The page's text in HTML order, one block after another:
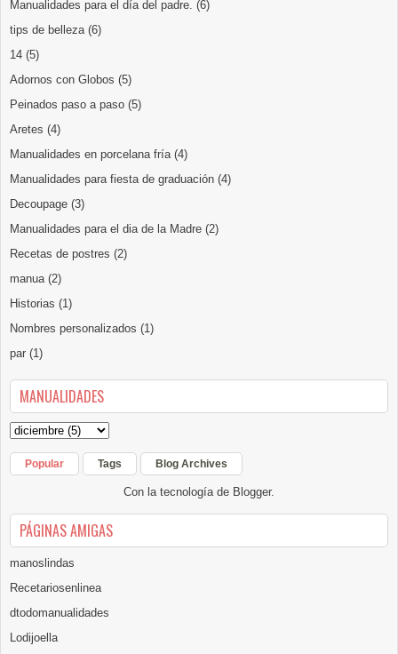
Manualidades para el día del padre. (6)
tips de belleza (6)
14 (5)
Adornos con Globos (5)
Peinados paso a paso (5)
Aretes (4)
Manualidades en porcelana fría (4)
Manualidades para fiesta de graduación (4)
Decoupage (3)
Manualidades para el dia de la Madre (2)
Recetas de postres (2)
manua (2)
Historias (1)
Nombres personalizados (1)
par (1)
MANUALIDADES
Popular Tags Blog Archives
Con la tecnología de Blogger.
PÁGINAS AMIGAS
manoslindas
Recetariosenlinea
dtodomanualidades
Lodijoella